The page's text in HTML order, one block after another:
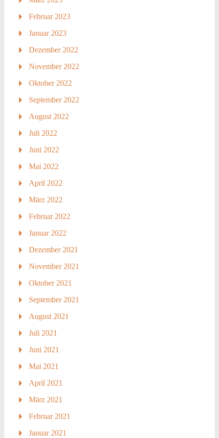
Februar 2023
Januar 2023
Dezember 2022
November 2022
Oktober 2022
September 2022
August 2022
Juli 2022
Juni 2022
Mai 2022
April 2022
März 2022
Februar 2022
Januar 2022
Dezember 2021
November 2021
Oktober 2021
September 2021
August 2021
Juli 2021
Juni 2021
Mai 2021
April 2021
März 2021
Februar 2021
Januar 2021